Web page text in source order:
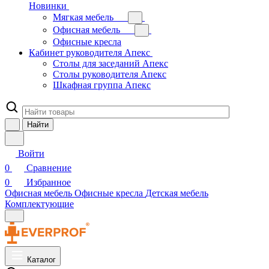
Новинки
Мягкая мебель
Офисная мебель
Офисные кресла
Кабинет руководителя Апекс
Столы для заседаний Апекс
Столы руководителя Апекс
Шкафная группа Апекс
Найти
Войти
0
Сравнение
0
Избранное
Офисная мебель Офисные кресла Детская мебель
Комплектующие
Каталог